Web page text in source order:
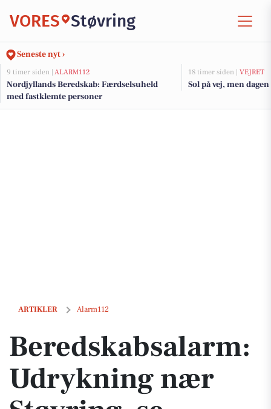
VORES Støvring
Seneste nyt ›
9 timer siden | ALARM112
Nordjyllands Beredskab: Færdselsuheld
med fastklemte personer
18 timer siden | VEJRET
Sol på vej, men
ARTIKLER Alarm112
Beredskabsalarm: Udrykning nær Støvring, se hændelserne
Beredskabsalarm:
Udrykning nær